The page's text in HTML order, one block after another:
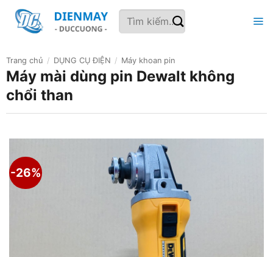
qua
Tìm
kiếm:
Trang chủ / DỤNG CỤ ĐIỆN / Máy khoan pin
Máy mài dùng pin Dewalt không
chổi than
-26%